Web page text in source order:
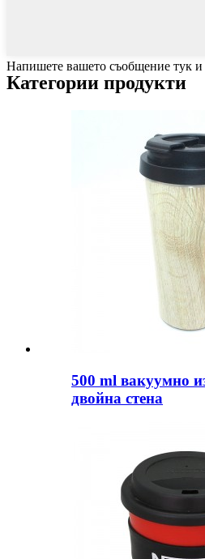
Напишете вашето съобщение тук и
Категории продукти
500 ml вакуумно
двойна стена